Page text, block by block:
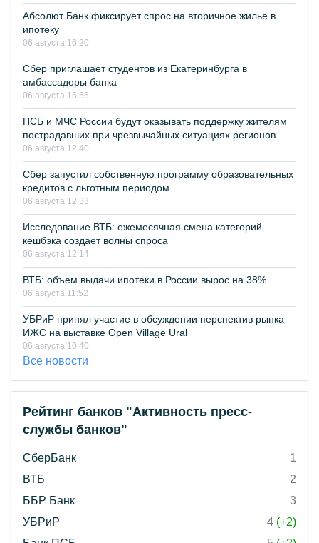
Абсолют Банк фиксирует спрос на вторичное жилье в
ипотеку
06 августа 16:20
Сбер приглашает студентов из Екатеринбурга в
амбассадоры банка
06 августа 15:56
ПСБ и МЧС России будут оказывать поддержку жителям
пострадавших при чрезвычайных ситуациях регионов
06 августа 12:40
Сбер запустил собственную программу образовательных
кредитов с льготным периодом
06 августа 12:33
Исследование ВТБ: ежемесячная смена категорий
кешбэка создает волны спроса
06 августа 12:14
ВТБ: объем выдачи ипотеки в России вырос на 38%
06 августа 11:52
УБРиР принял участие в обсуждении перспектив рынка
ИЖС на выставке Open Village Ural
06 августа 10:40
Все новости
Рейтинг банков "Активность пресс-
службы банков"
СберБанк
1
ВТБ
2
ББР Банк
3
УБРиР
4 (+2)